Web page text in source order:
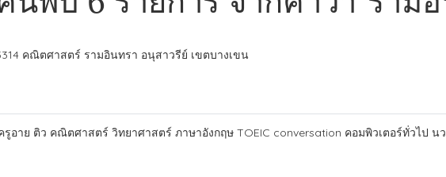
คณิตศาสตร์ รามอินทรา อนุสาวรีย์ เขตบางเขน
รูอาย ติว คณิตศาสตร์ วิทยาศาสตร์ ภาษาอังกฤษ TOEIC conversation คอมพิวเตอร์ทั่วไป